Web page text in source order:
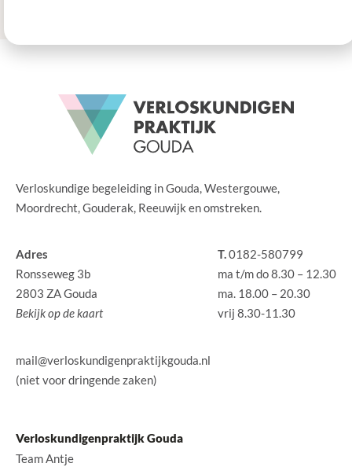
Verloskundige begeleiding in Gouda, Westergouwe,
Moordrecht, Gouderak, Reeuwijk en omstreken.
Adres
Ronsseweg 3b
2803 ZA Gouda
Bekijk op de kaart
T.0182-580799
ma t/m do 8.30 – 12.30
ma. 18.00 – 20.30
vrij 8.30-11.30
mail@verloskundigenpraktijkgouda.nl
(niet voor dringende zaken)
Verloskundigenpraktijk Gouda
Team Antje